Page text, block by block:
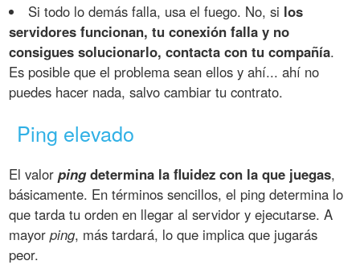
Si todo lo demás falla, usa el fuego. No, si los
servidores funcionan, tu conexión falla y no
consigues solucionarlo, contacta con tu compañía.
Es posible que el problema sean ellos y ahí... ahí no
puedes hacer nada, salvo cambiar tu contrato.
Ping elevado
El valorpingdetermina la fluidez con la que juegas,
básicamente. En términos sencillos, el ping determina lo
que tarda tu orden en llegar al servidor y ejecutarse. A
mayorping, más tardará, lo que implica que jugarás
peor.